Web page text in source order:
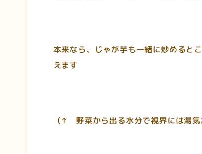
本来なら、じゃが芋も一緒に炒めると
えます
（↑ 野菜から出る水分で視界には湯気